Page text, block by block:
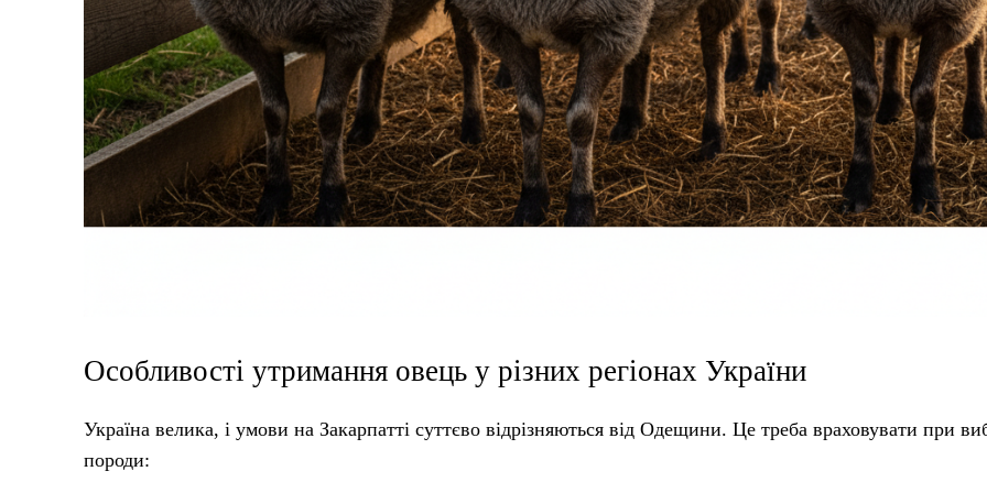
Особливості утримання овець у різних регіонах України
Україна велика, і умови на Закарпатті суттєво відрізняються від Одещини. Це треба враховувати при
породи: